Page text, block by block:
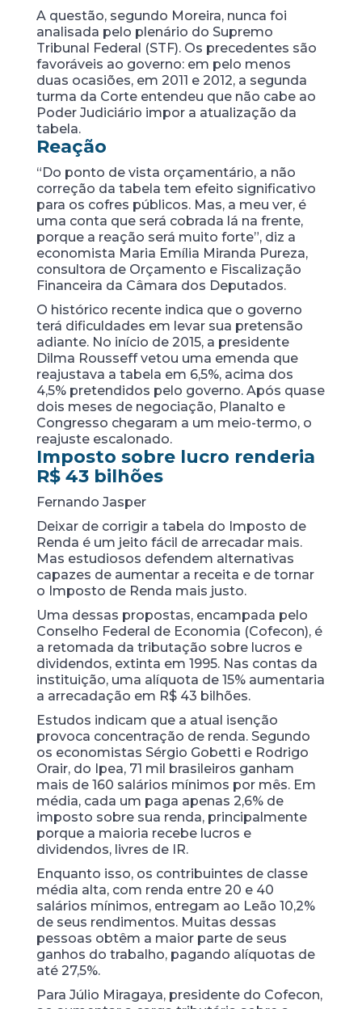
A questão, segundo Moreira, nunca foi
analisada pelo plenário do Supremo
Tribunal Federal (STF). Os precedentes são
favoráveis ao governo: em pelo menos
duas ocasiões, em 2011 e 2012, a segunda
turma da Corte entendeu que não cabe ao
Poder Judiciário impor a atualização da
tabela.
Reação
“Do ponto de vista orçamentário, a não
correção da tabela tem efeito significativo
para os cofres públicos. Mas, a meu ver, é
uma conta que será cobrada lá na frente,
porque a reação será muito forte”, diz a
economista Maria Emília Miranda Pureza,
consultora de Orçamento e Fiscalização
Financeira da Câmara dos Deputados.
O histórico recente indica que o governo
terá dificuldades em levar sua pretensão
adiante. No início de 2015, a presidente
Dilma Rousseff vetou uma emenda que
reajustava a tabela em 6,5%, acima dos
4,5% pretendidos pelo governo. Após quase
dois meses de negociação, Planalto e
Congresso chegaram a um meio-termo, o
reajuste escalonado.
Imposto sobre lucro renderia
R$ 43 bilhões
Fernando Jasper
Deixar de corrigir a tabela do Imposto de
Renda é um jeito fácil de arrecadar mais.
Mas estudiosos defendem alternativas
capazes de aumentar a receita e de tornar
o Imposto de Renda mais justo.
Uma dessas propostas, encampada pelo
Conselho Federal de Economia (Cofecon), é
a retomada da tributação sobre lucros e
dividendos, extinta em 1995. Nas contas da
instituição, uma alíquota de 15% aumentaria
a arrecadação em R$ 43 bilhões.
Estudos indicam que a atual isenção
provoca concentração de renda. Segundo
os economistas Sérgio Gobetti e Rodrigo
Orair, do Ipea, 71 mil brasileiros ganham
mais de 160 salários mínimos por mês. Em
média, cada um paga apenas 2,6% de
imposto sobre sua renda, principalmente
porque a maioria recebe lucros e
dividendos, livres de IR.
Enquanto isso, os contribuintes de classe
média alta, com renda entre 20 e 40
salários mínimos, entregam ao Leão 10,2%
de seus rendimentos. Muitas dessas
pessoas obtêm a maior parte de seus
ganhos do trabalho, pagando alíquotas de
até 27,5%.
Para Júlio Miragaya, presidente do Cofecon,